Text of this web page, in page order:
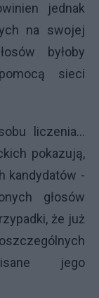
jednak
na swojej
byłoby
sieci
liczenia...
pokazują,
kandydatów -
głosów
że już
jego